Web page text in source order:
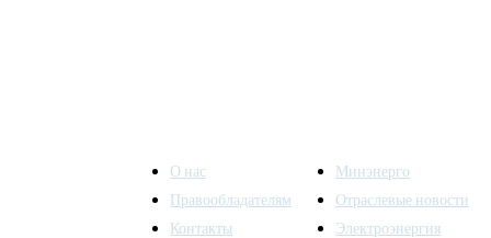
О нас
Правообладателям
Контакты
Минэнерго
Отраслевые новости
Электроэнергия